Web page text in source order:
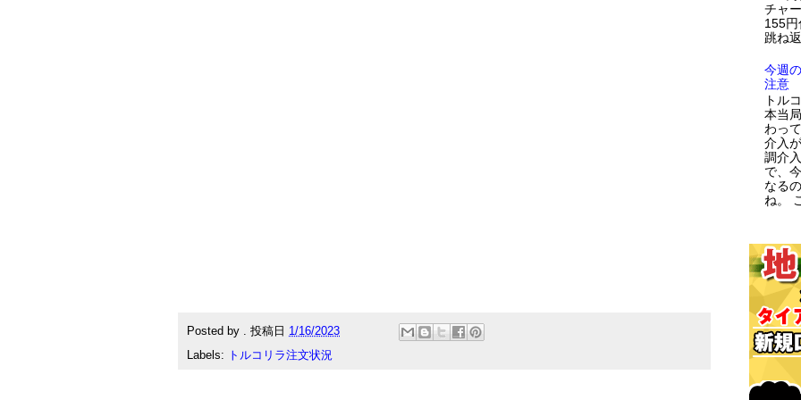
Posted by . 投稿日 1/16/2023
Labels:
トルコリラ注文状況
チャ
155
跳ね
今週
注意
トル
本当
わっ
介入
調介
で、
なる
ね。